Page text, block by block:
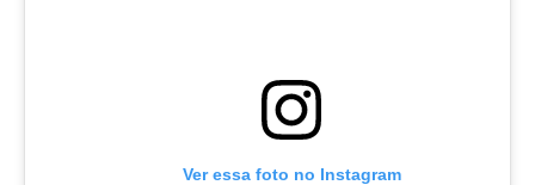
Ver essa foto no Instagram